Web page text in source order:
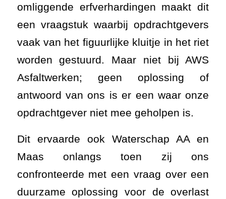
omliggende erfverhardingen maakt dit
een vraagstuk waarbij opdrachtgevers
vaak van het figuurlijke kluitje in het riet
worden gestuurd. Maar niet bij AWS
Asfaltwerken; geen oplossing of
antwoord van ons is er een waar onze
opdrachtgever niet mee geholpen is.
Dit ervaarde ook Waterschap AA en
Maas onlangs toen zij ons
confronteerde met een vraag over een
duurzame oplossing voor de overlast